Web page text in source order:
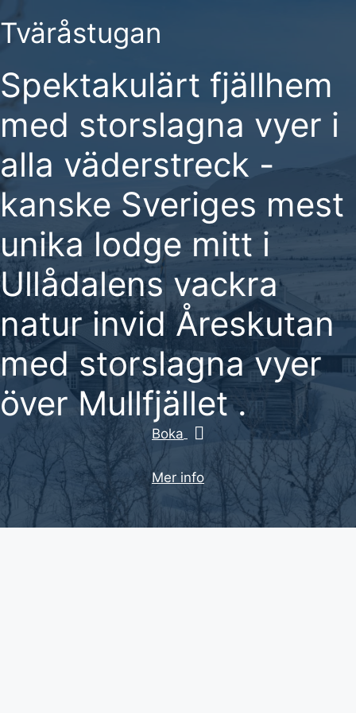
to
content
Tväråstugan
Spektakulärt fjällhem
med storslagna vyer i
alla väderstreck -
kanske Sveriges mest
unika lodge mitt i
Ullådalens vackra
natur invid Åreskutan
med storslagna vyer
över Mullfjället .
Boka
Mer info